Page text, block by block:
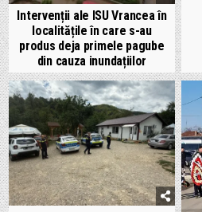
Intervenții ale ISU Vrancea în
localitățile în care s-au
produs deja primele pagube
din cauza inundațiilor